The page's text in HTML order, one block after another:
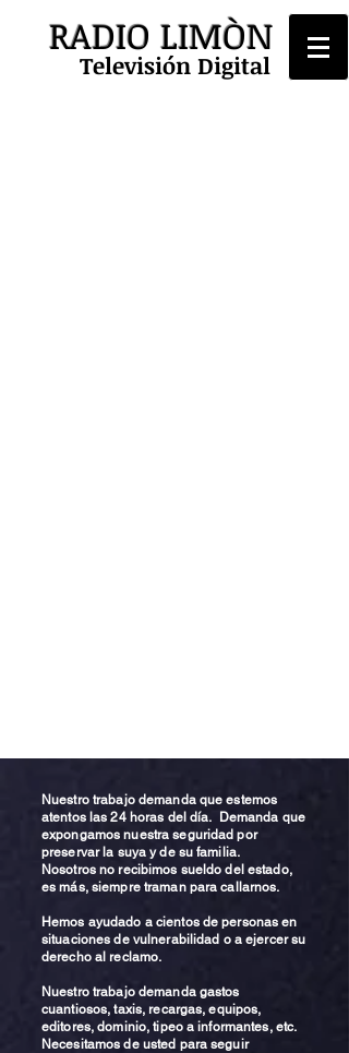
RADIO LIMÒN
Televisión Digital
Nuestro trabajo demanda que estemos
atentos las 24 horas del día. Demanda que
expongamos nuestra seguridad por
preservar la suya y de su familia.
Nosotros no recibimos sueldo del estado,
es más, siempre traman para callarnos.
Hemos ayudado a cientos de personas en
situaciones de vulnerabilidad o a ejercer su
derecho al reclamo.
Nuestro trabajo demanda gastos
cuantiosos, taxis, recargas, equipos,
editores, dominio, tipeo a informantes, etc.
Necesitamos de usted para seguir